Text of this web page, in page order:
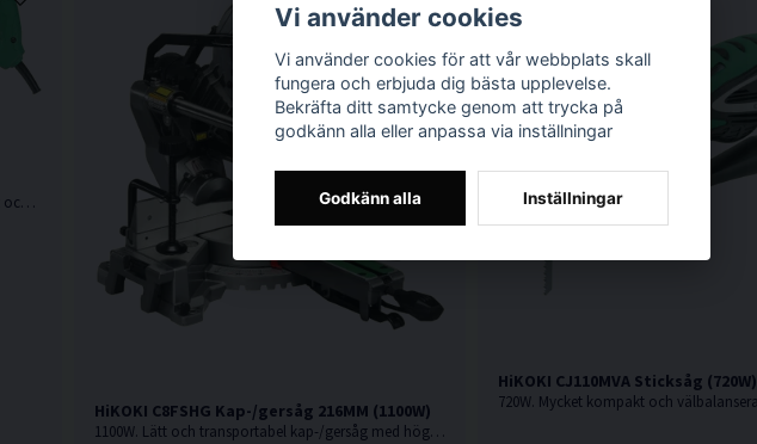
1010W. Kompakt tigersåg med hög sågkapacitet och steglöst variabelt varvtal.
HiKOKI C8FSHG Kap-/gersåg 216MM (1100W)
1100W. Lätt och transportabel kap-/gersåg med hög sågkapacitet och lasermarkör.
HiKOKI CJ110MVA Sticksåg (720W)
Vi använder cookies
Vi använder cookies för att vår webbplats skall
fungera och erbjuda dig bästa upplevelse.
Bekräfta ditt samtycke genom att trycka på
godkänn alla eller anpassa via inställningar
Godkänn alla Inställningar